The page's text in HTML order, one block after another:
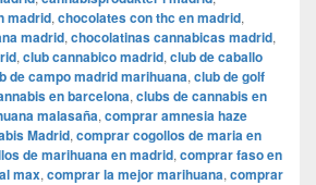
madrid, chocolates con thc en madrid,
madrid, chocolatinas cannabicas madrid,
, club cannabico madrid, club de caballo
de campo madrid marihuana, club de golf
en barcelona, clubs de cannabis en
malasaña, comprar amnesia haze
Madrid, comprar cogollos de maria en
de marihuana en madrid, comprar faso en
max, comprar la mejor marihuana, comprar